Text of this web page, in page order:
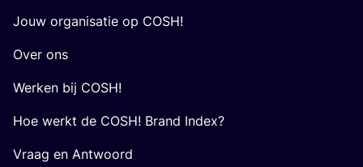
Jouw organisatie op COSH!
Over ons
Werken bij COSH!
Hoe werkt de COSH! Brand Index?
Vraag en Antwoord